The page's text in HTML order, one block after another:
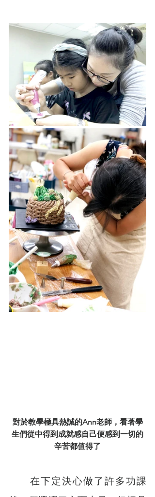
對於教學極具熱誠的Ann老師，看著學
生們從中得到成就感自己便感到一切的
辛苦都值得了
在下定決心做了許多功課